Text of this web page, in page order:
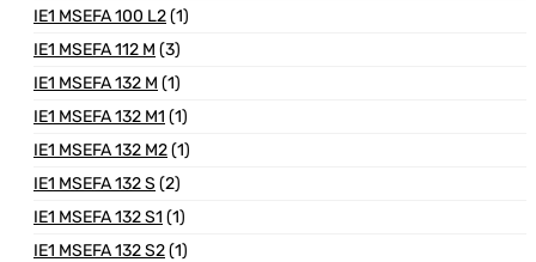
IE1 MSEFA 100 L2(1)
IE1 MSEFA 112 M (3)
IE1 MSEFA 132 M (1)
IE1 MSEFA 132 M1 (1)
IE1 MSEFA 132 M2(1)
IE1 MSEFA 132 S (2)
IE1 MSEFA 132 S1 (1)
IE1 MSEFA 132 S2(1)